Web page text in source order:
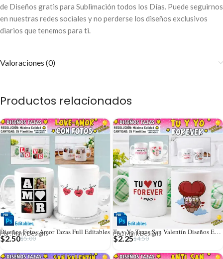
de Diseños gratis para Sublimación todos los Días. Puede seguirnos
en nuestras redes sociales y no perderse los diseños exclusivos
diarios que tenemos para ti.
Valoraciones (0)
Productos relacionados
Diseños Fotos Amor Tazas Full Editables
Por: Mark Designs
$5.00
$2.50
Tu y Yo Tazas San Valentín Diseños Editables
Por: Mark Designs
$4.50
$2.25